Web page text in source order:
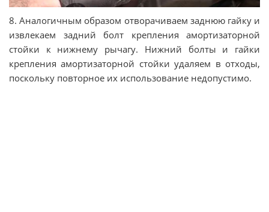
8. Аналогичным образом отворачиваем заднюю гайку и
извлекаем задний болт крепления амортизаторной
стойки к нижнему рычагу. Нижний болты и гайки
крепления амортизаторной стойки удаляем в отходы,
поскольку повторное их использование недопустимо.